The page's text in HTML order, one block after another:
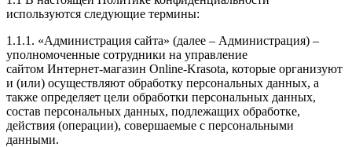
используются следующие термины:
1.1.1. «Администрация сайта» (далее – Администрация) –
уполномоченные сотрудники на управление
сайтом Интернет-магазин Online-Krasota, которые организуют
и (или) осуществляют обработку персональных данных, а
также определяет цели обработки персональных данных,
состав персональных данных, подлежащих обработке,
действия (операции), совершаемые с персональными
данными.